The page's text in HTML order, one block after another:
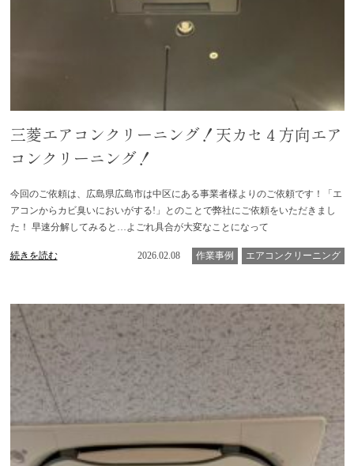
三菱エアコンクリーニング！天カセ４方向エア
コンクリーニング！
今回のご依頼は、広島県広島市は中区にある事業者様よりのご依頼です！「エ
アコンからカビ臭いにおいがする!」とのことで弊社にご依頼をいただきまし
た！ 早速分解してみると…よごれ具合が大変なことになって
続きを読む 2026.02.08 作業事例 エアコンクリーニング